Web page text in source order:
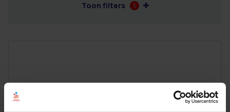
Toon filters 5